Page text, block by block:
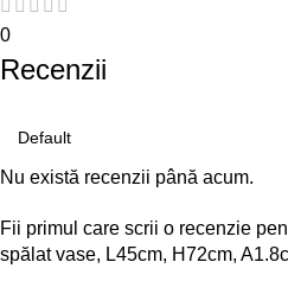
0
Recenzii
Nu există recenzii până acum.
Fii primul care scrii o recenzie
spălat vase, L45cm, H72cm,